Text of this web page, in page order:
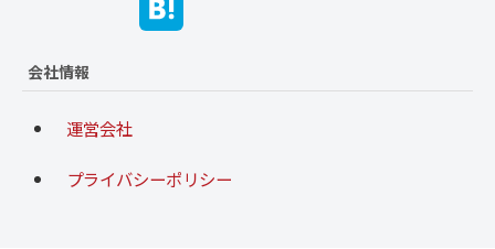
会社情報
運営会社
プライバシーポリシー